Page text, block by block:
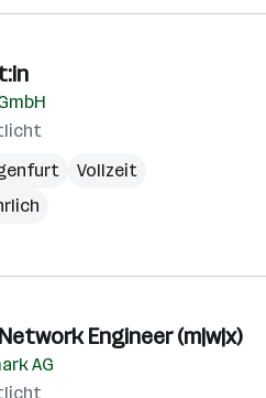
Vollzeit
Engineer (m|w|x)
AG